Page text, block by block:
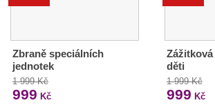
Zbraně speciálních
jednotek
1 999 Kč
999 Kč
děti
1 999 Kč
999 Kč